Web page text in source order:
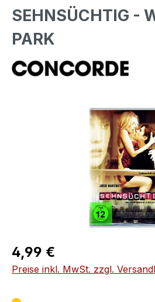
SEHNSÜCHTIG -
PARK
Bildergalerie überspringen
Regulärer Preis:
4,99 €
Preise inkl. MwSt. zzgl.